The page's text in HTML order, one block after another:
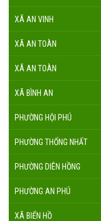
XÃ AN VINH
XÃ AN TOÀN
XÃ AN TOÀN
XÃ BÌNH AN
PHƯỜNG HỘI PHÚ
PHƯỜNG THỐNG NHẤT
PHƯỜNG DIÊN HỒNG
PHƯỜNG AN PHÚ
XÃ BIỂN HỒ